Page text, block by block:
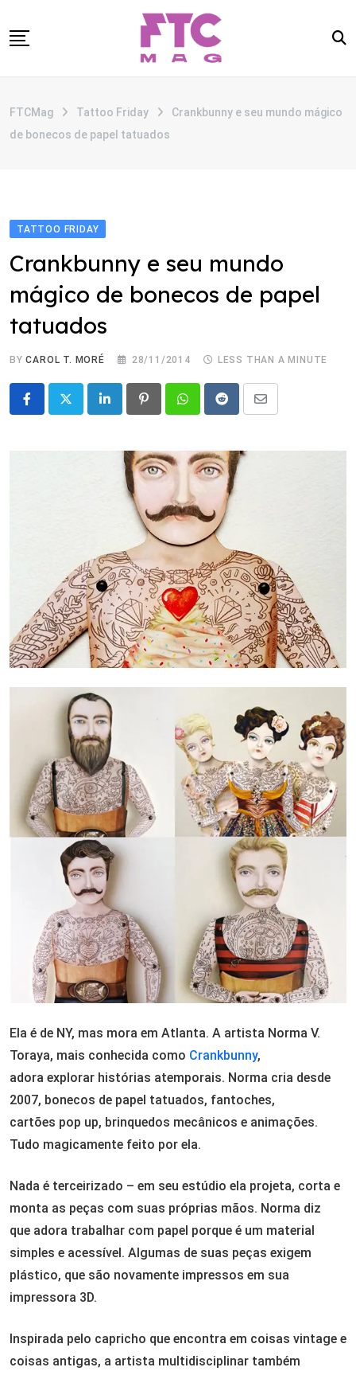
to
CATEGORIAS
FTCMag Tattoo Friday
Crankbunny e seu mundo mágico
de bonecos de papel tatuados
TATTOO FRIDAY
Crankbunny e seu mundo
mágico de bonecos de papel
tatuados
BYCAROL T. MORÉ 28/11/2014 LESS THAN A MINUTE
LinkedIn PinterestWhatsappRedditShare
Email
Ela é de NY, mas mora em Atlanta. A artista Norma V.
Toraya, mais conhecida como Crankbunny,
adora explorar histórias atemporais. Norma cria desde
2007, bonecos de papel tatuados, fantoches,
cartões pop up, brinquedos mecânicos e animações.
Tudo magicamente feito por ela.
Nada é terceirizado – em seu estúdio ela projeta, corta e
monta as peças com suas próprias mãos. Norma diz
que adora trabalhar com papel porque é um material
simples e acessível. Algumas de suas peças exigem
plástico, que são novamente impressos em sua
impressora 3D.
Inspirada pelo capricho que encontra em coisas vintage e
coisas antigas, a artista multidisciplinar também